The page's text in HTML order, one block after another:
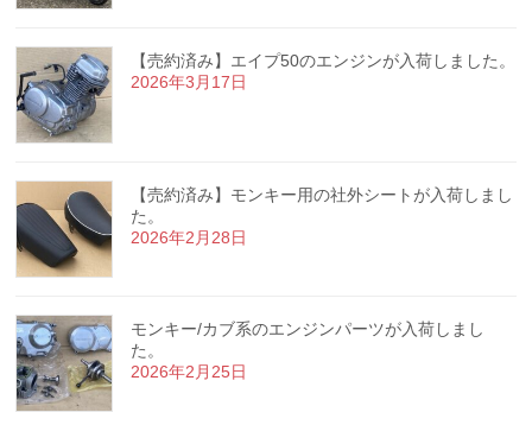
【売約済み】エイプ50のエンジンが入荷しました。
2026年3月17日
【売約済み】モンキー用の社外シートが入荷しまし
た。
2026年2月28日
モンキー/カブ系のエンジンパーツが入荷しまし
た。
2026年2月25日